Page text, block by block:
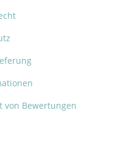
von Bewertungen